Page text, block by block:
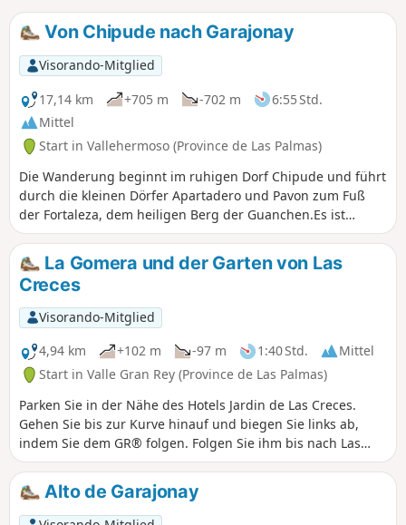
Von Chipude nach Garajonay
Visorando-Mitglied
17,14 km
+705 m -702 m
6:55 Std.
Mittel
Start in Vallehermoso (Province de Las Palmas)
Die Wanderung beginnt im ruhigen Dorf Chipude und führt
durch die kleinen Dörfer Apartadero und Pavon zum Fuß
der Fortaleza, dem heiligen Berg der Guanchen.Es ist
möglich, seinen Gipfel (1243 m) zu besteigen. Man nimmt
an, dass die ehemaligen Bewohner der Insel diesen Berg
wegen seiner ungewöhnlichen Form verehrten. Er ist ein
Geschenk der Götter. Auf jeden Fall kann man ihn bei
klarem Wetter von der Nachbarinsel La Palma aus sehen!
La Gomera und der Garten von Las
Creces
Visorando-Mitglied
4,94 km
+102 m -97 m 1:40 Std.
Mittel
Start in Valle Gran Rey (Province de Las Palmas)
Parken Sie in der Nähe des Hotels Jardin de Las Creces.
Gehen Sie bis zur Kurve hinauf und biegen Sie links ab,
indem Sie dem GR® folgen. Folgen Sie ihm bis nach Las
Creces. Tisch und Stühle für ein Picknick. Gehen Sie in
Richtung Las Hayas und folgen Sie dem Weg, bis Sie wieder
auf den Hinweg treffen. Folgen Sie Las Hayas nicht bis zum
Ende, sondern nehmen Sie den schönen Weg rechts.
Alto de Garajonay